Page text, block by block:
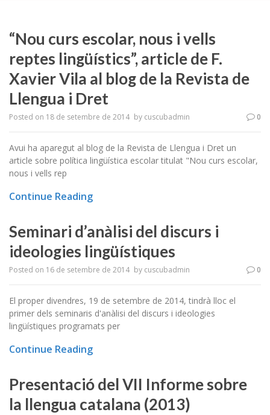
“Nou curs escolar, nous i vells
reptes lingüístics”, article de F.
Xavier Vila al blog de la Revista de
Llengua i Dret
Posted on 18 de setembre de 2014 by cuscubadmin 0
Avui ha aparegut al blog de la Revista de Llengua i Dret un
article sobre política lingüística escolar titulat "Nou curs escolar,
nous i vells rep
Continue Reading
Seminari d’anàlisi del discurs i
ideologies lingüístiques
Posted on 16 de setembre de 2014 by cuscubadmin 0
El proper divendres, 19 de setembre de 2014, tindrà lloc el
primer dels seminaris d'anàlisi del discurs i ideologies
lingüístiques programats per
Continue Reading
Presentació del VII Informe sobre
la llengua catalana (2013)